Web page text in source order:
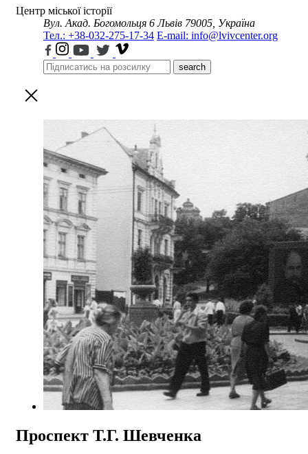
Центр міської історії
Вул. Акад. Богомольця 6 Львів 79005, Україна
Тел.: +38-032-275-17-34 E-mail: info@lvivcenter.org
search
Проспект Т.Г. Шевченка